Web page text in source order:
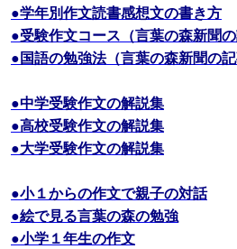
●学年別作文読書感想文の書き方
●受験作文コース（言葉の森新聞の
●国語の勉強法（言葉の森新聞の記
●中学受験作文の解説集
●高校受験作文の解説集
●大学受験作文の解説集
●小１からの作文で親子の対話
●絵で見る言葉の森の勉強
●小学１年生の作文